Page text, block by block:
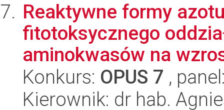
Reaktywne formy
fitotoksycznego
aminokwasów na
Konkurs: OPUS 7 ,
Kierownik: dr hab.